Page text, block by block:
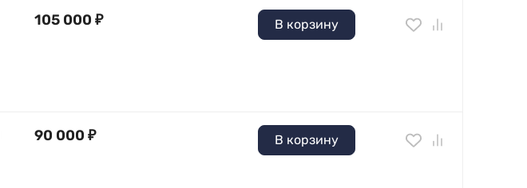
105 000 ₽ В корзину
90 000 ₽ В корзину